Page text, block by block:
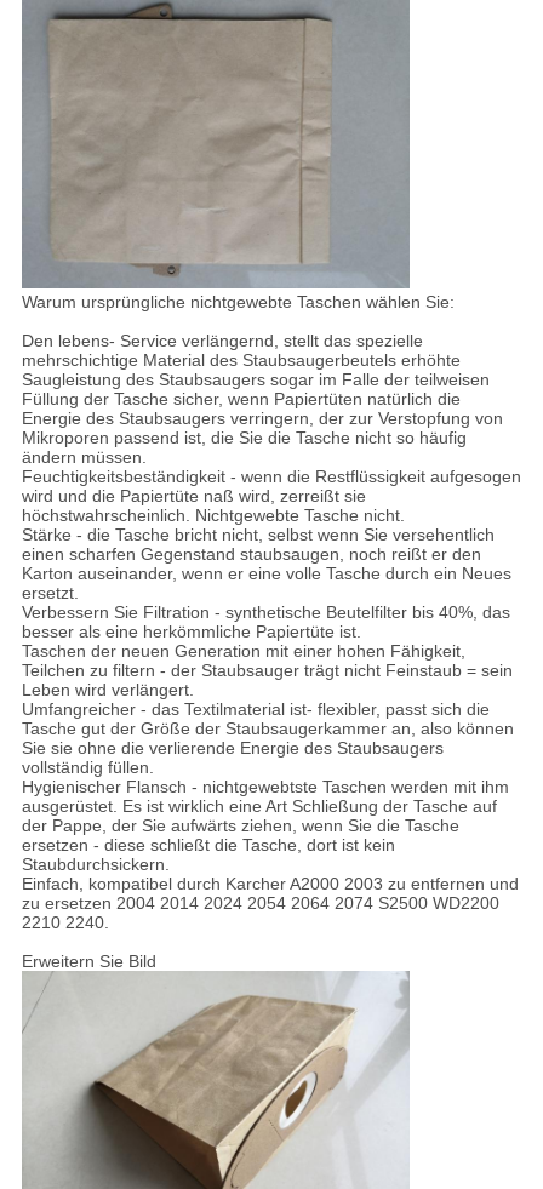
Warum ursprüngliche nichtgewebte Taschen wählen Sie:
Den lebens- Service verlängernd, stellt das spezielle
mehrschichtige Material des Staubsaugerbeutels erhöhte
Saugleistung des Staubsaugers sogar im Falle der teilweisen
Füllung der Tasche sicher, wenn Papiertüten natürlich die
Energie des Staubsaugers verringern, der zur Verstopfung von
Mikroporen passend ist, die Sie die Tasche nicht so häufig
ändern müssen.
Feuchtigkeitsbeständigkeit - wenn die Restflüssigkeit aufgesogen
wird und die Papiertüte naß wird, zerreißt sie
höchstwahrscheinlich. Nichtgewebte Tasche nicht.
Stärke - die Tasche bricht nicht, selbst wenn Sie versehentlich
einen scharfen Gegenstand staubsaugen, noch reißt er den
Karton auseinander, wenn er eine volle Tasche durch ein Neues
ersetzt.
Verbessern Sie Filtration - synthetische Beutelfilter bis 40%, das
besser als eine herkömmliche Papiertüte ist.
Taschen der neuen Generation mit einer hohen Fähigkeit,
Teilchen zu filtern - der Staubsauger trägt nicht Feinstaub = sein
Leben wird verlängert.
Umfangreicher - das Textilmaterial ist- flexibler, passt sich die
Tasche gut der Größe der Staubsaugerkammer an, also können
Sie sie ohne die verlierende Energie des Staubsaugers
vollständig füllen.
Hygienischer Flansch - nichtgewebtste Taschen werden mit ihm
ausgerüstet. Es ist wirklich eine Art Schließung der Tasche auf
der Pappe, der Sie aufwärts ziehen, wenn Sie die Tasche
ersetzen - diese schließt die Tasche, dort ist kein
Staubdurchsickern.
Einfach, kompatibel durch Karcher A2000 2003 zu entfernen und
zu ersetzen 2004 2014 2024 2054 2064 2074 S2500 WD2200
2210 2240.
Erweitern Sie Bild